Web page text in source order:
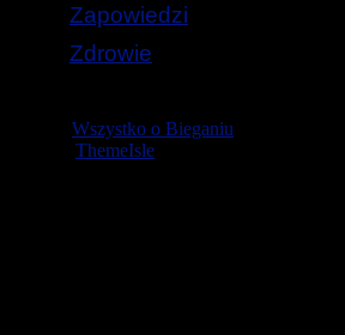
Zapowiedzi
Zdrowie
Wszystko o Bieganiu
ThemeIsle